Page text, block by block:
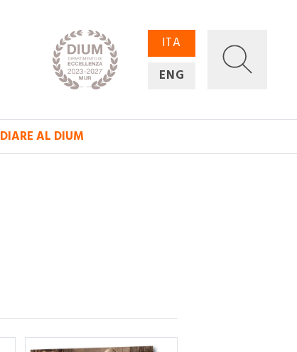
ITA
ENG
AL DIUM